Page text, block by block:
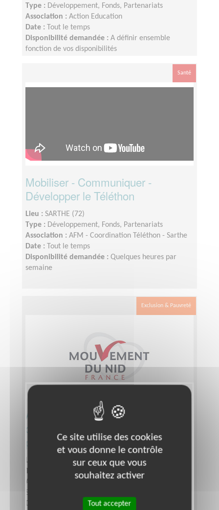
Type : Développement, Fonds, Partenariats
Association : Action Education
Date :
Tout le temps
Disponibilité demandée : A définir ensemble
fonction de vos disponibilités
Santé
Mobiliser - Communiquer -
Développer le Téléthon
Lieu : SARTHE (72)
Type : Développement, Fonds, Partenariats
Association : AFM - Coordination Téléthon - Sarthe
Date :
Tout le temps
Disponibilité demandée : Quelques heures par
semaine
Exclusion & Pauvreté
Animation de cours de français et
d'ateliers conviviaux pour des
personnes étrangères
Lieu :
LE MANS (72000)
Alphabétisation, Français Langue Étrangère
Association :
Sarthe
Date :
Tout le temps
Ce site utilise des cookies
et vous donne le contrôle
sur ceux que vous
souhaitez activer
Tout accepter